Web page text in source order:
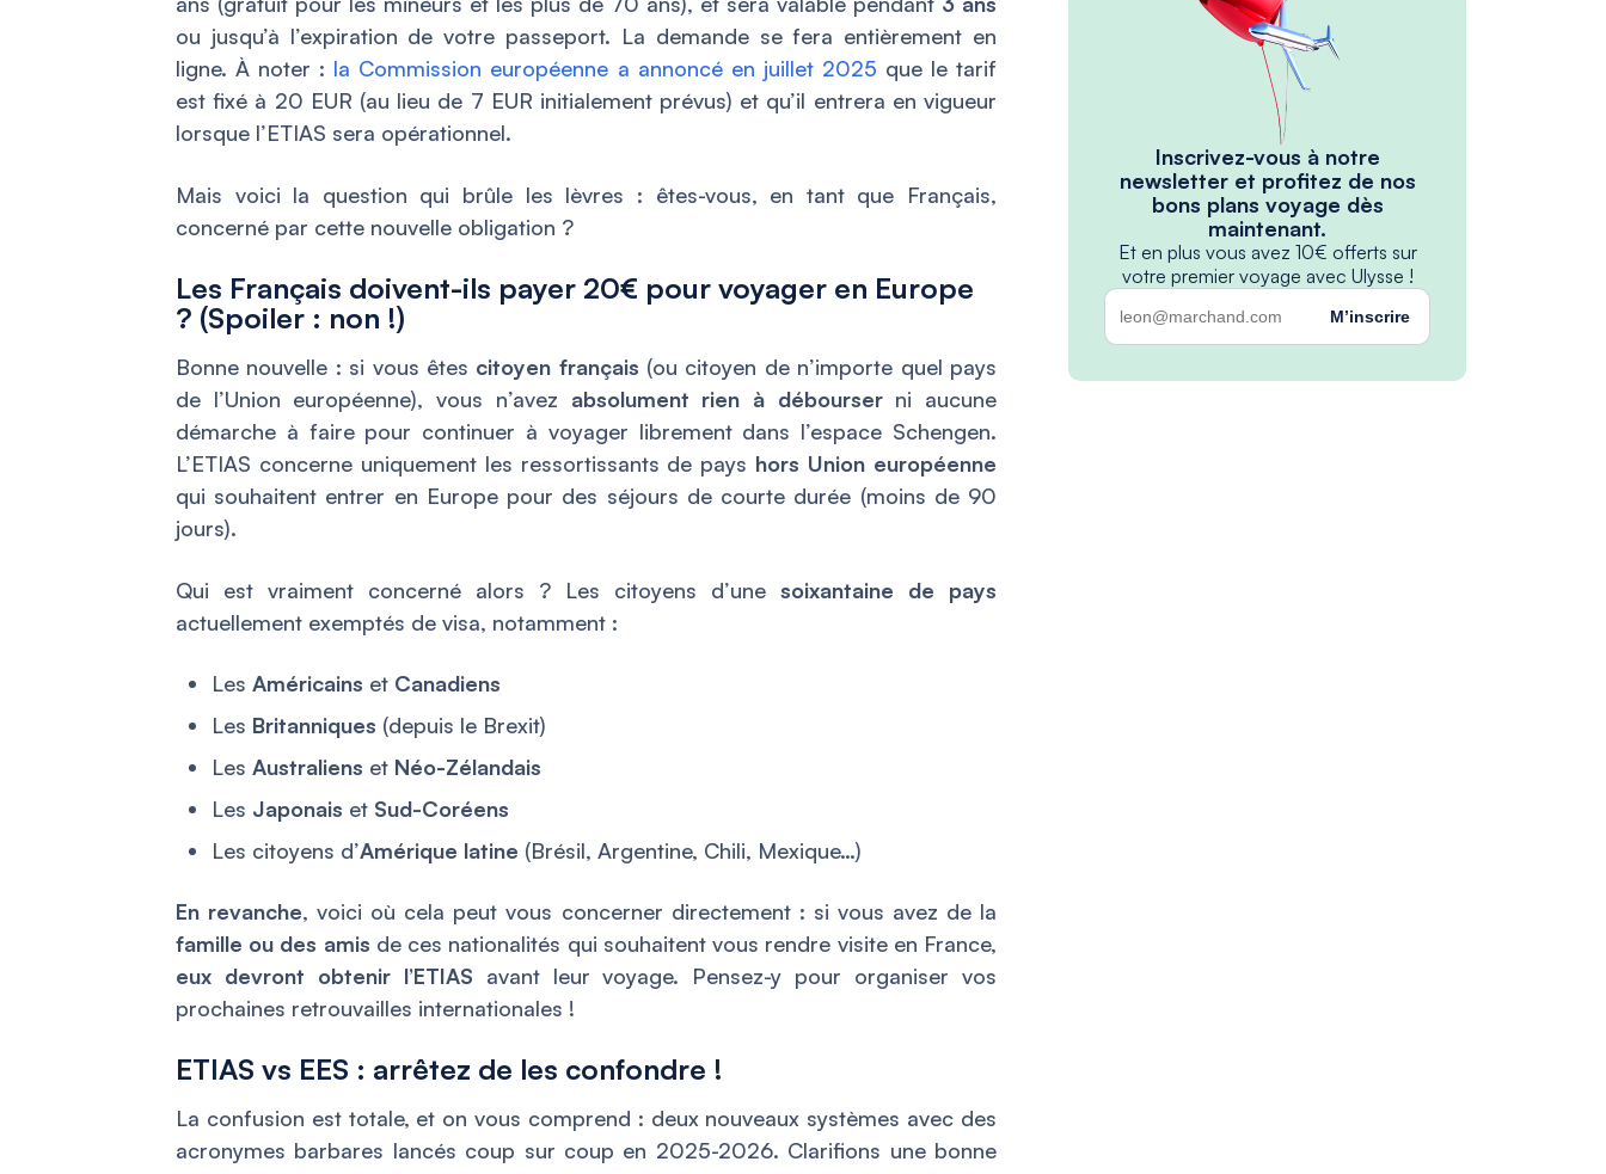
ou jusqu’à l’expiration de votre passeport. La demande se fera entièrement en
ligne. À noter : la Commission européenne a annoncé en juillet 2025 que le tarif
est fixé à 20 EUR (au lieu de 7 EUR initialement prévus) et qu’il entrera en vigueur
lorsque l’ETIAS sera opérationnel.
Mais voici la question qui brûle les lèvres : êtes-vous, en tant que Français,
concerné par cette nouvelle obligation ?
Les Français doivent-ils payer 20€ pour voyager en Europe
? (Spoiler : non !)
Bonne nouvelle : si vous êtes citoyen français (ou citoyen de n’importe quel pays
de l’Union européenne), vous n’avez absolument rien à débourserni aucune
démarche à faire pour continuer à voyager librement dans l’espace Schengen.
L’ETIAS concerne uniquement les ressortissants de pays hors Union européenne
qui souhaitent entrer en Europe pour des séjours de courte durée (moins de 90
jours).
Qui est vraiment concerné alors ? Les citoyens d’une soixantaine de pays
actuellement exemptés de visa, notamment :
Les Américains et Canadiens
Les Britanniques (depuis le Brexit)
Les Australiens et Néo-Zélandais
Les Japonais et Sud-Coréens
Les citoyens d’Amérique latine (Brésil, Argentine, Chili, Mexique…)
En revanche, voici où cela peut vous concerner directement : si vous avez de la
famille ou des amis de ces nationalités qui souhaitent vous rendre visite en France,
eux devront obtenir l’ETIAS avant leur voyage. Pensez-y pour organiser vos
prochaines retrouvailles internationales !
ETIAS vs EES : arrêtez de les confondre !
La confusion est totale, et on vous comprend : deux nouveaux systèmes avec des
acronymes barbares lancés coup sur coup en 2025-2026. Clarifions une bonne
Inscrivez-vous à notre
newsletter et profitez de nos
bons plans voyage dès
maintenant.
Et en plus vous avez 10€ offerts sur
votre premier voyage avec Ulysse !
M’inscrire